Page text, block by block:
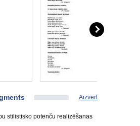
Aizvērt
stilistisko potenču realizēšanas